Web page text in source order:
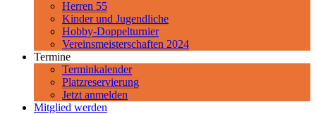
Herren 55
Kinder und Jugendliche
Hobby-Doppelturnier
Vereinsmeisterschaften 2024
Termine
Terminkalender
Platzreservierung
Jetzt anmelden
Mitglied werden